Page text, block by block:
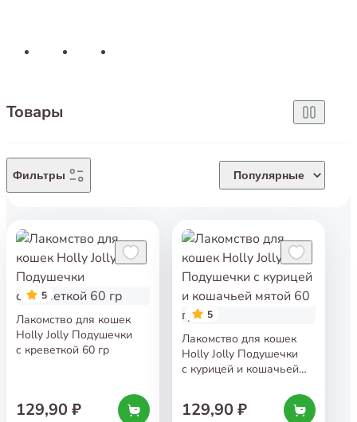
Товары
Фильтры Популярные
5
Лакомство для кошек
Holly Jolly Подушечки
с креветкой 60 гр
129,90 ₽
5
Лакомство для кошек
Holly Jolly Подушечки
с курицей и кошачьей
129,90 ₽